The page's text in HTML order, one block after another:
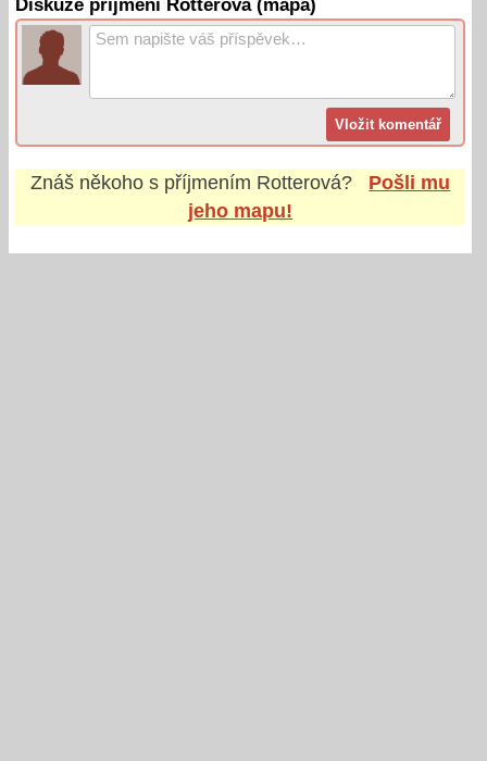
Diskuze příjmení Rotterová (mapa)
Znáš někoho s příjmením Rotterová?
Pošli mu
jeho mapu!